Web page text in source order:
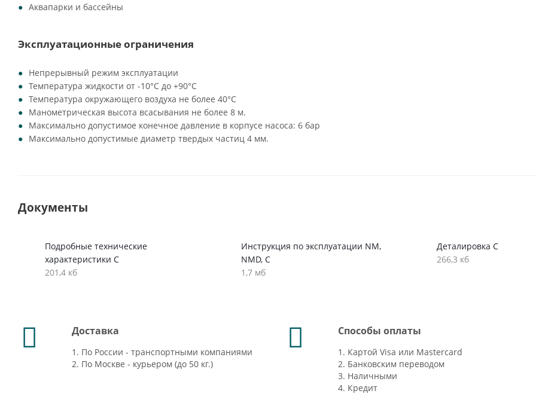
Аквапарки и бассейны
Эксплуатационные ограничения
Непрерывный режим эксплуатации
Температура жидкости от -10°C до +90°C
Температура окружающего воздуха не более 40°C
Манометрическая высота всасывания не более 8 м.
Максимально допустимое конечное давление в корпусе насоса: 6 бар
Максимально допустимые диаметр твердых частиц 4 мм.
Документы
Подробные технические
характеристики C
201,4 кб
Инструкция по эксплуатации NM,
NMD, C
1,7 мб
Деталировка C
266,3 кб
Доставка
1. По России - транспортными компаниями
2. По Москве - курьером (до 50 кг.)
Способы оплаты
1. Картой Visa или Mastercard
2. Банковским переводом
3. Наличными
4. Кредит